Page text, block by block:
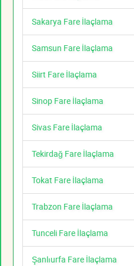
Sakarya Fare İlaçlama
Samsun Fare İlaçlama
Siirt Fare İlaçlama
Sinop Fare İlaçlama
Sivas Fare İlaçlama
Tekirdağ Fare İlaçlama
Tokat Fare İlaçlama
Trabzon Fare İlaçlama
Tunceli Fare İlaçlama
Şanlıurfa Fare İlaçlama